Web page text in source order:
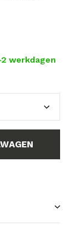
werkdagen